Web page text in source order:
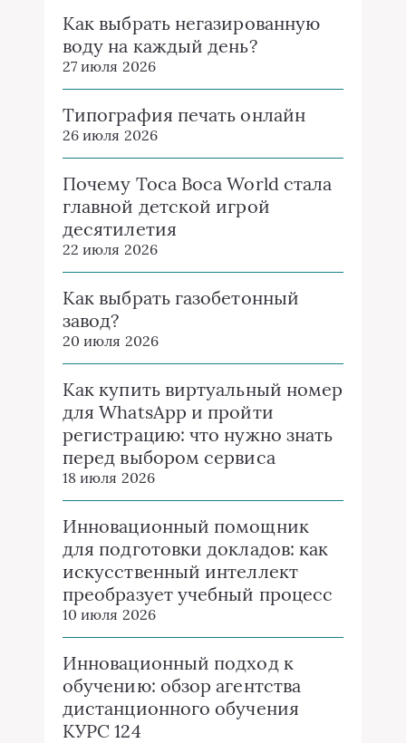
перед выбором сервиса
18 июля 2026
Инновационный помощник
для подготовки докладов: как
искусственный интеллект
преобразует учебный процесс
10 июля 2026
Инновационный подход к
обучению: обзор агентства
дистанционного обучения
КУРС 124
2 июля 2026
Всё о копировальном центре
Впечать: профессиональный
сервис в Москве
30 июня 2026
Свежие комментарии
Дажьбог, Симаргл, Стрибог и
Сварог